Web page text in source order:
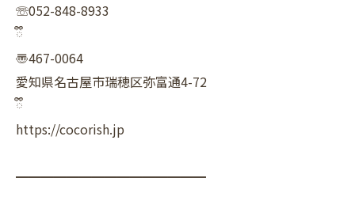
☏052-848-8933
ྀི
〠467-0064
愛知県名古屋市瑞穂区弥富通4-72
ྀི
https://cocorish.jp
━━━━━━━━━━━━━━━